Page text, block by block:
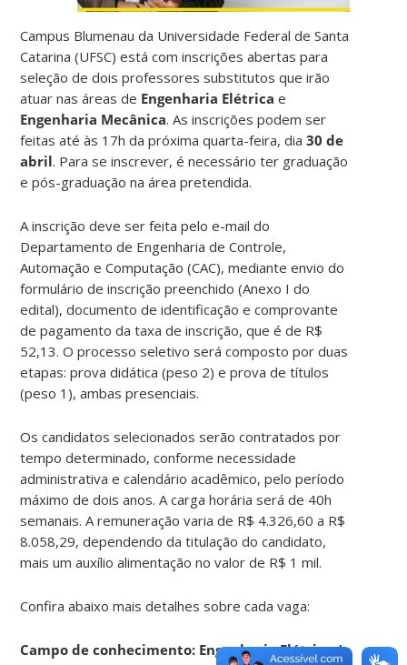
Campus Blumenau da Universidade Federal de Santa
Catarina (UFSC) está com inscrições abertas para
seleção de dois professores substitutos que irão
atuar nas áreas de Engenharia Elétrica e
Engenharia Mecânica. As inscrições podem ser
feitas até às 17h da próxima quarta-feira, dia30 de
abril. Para se inscrever, é necessário ter graduação
e pós-graduação na área pretendida.
A inscrição deve ser feita pelo e-mail do
Departamento de Engenharia de Controle,
Automação e Computação (CAC), mediante envio do
formulário de inscrição preenchido (Anexo I do
edital), documento de identificação e comprovante
de pagamento da taxa de inscrição, que é de R$
52,13. O processo seletivo será composto por duas
etapas: prova didática (peso 2) e prova de títulos
(peso 1), ambas presenciais.
Os candidatos selecionados serão contratados por
tempo determinado, conforme necessidade
administrativa e calendário acadêmico, pelo período
máximo de dois anos. A carga horária será de 40h
semanais. A remuneração varia de R$ 4.326,60 a R$
8.058,29, dependendo da titulação do candidato,
mais um auxílio alimentação no valor de R$ 1 mil.
Confira abaixo mais detalhes sobre cada vaga:
Campo de conhecimento: Engenharia Elétrica /